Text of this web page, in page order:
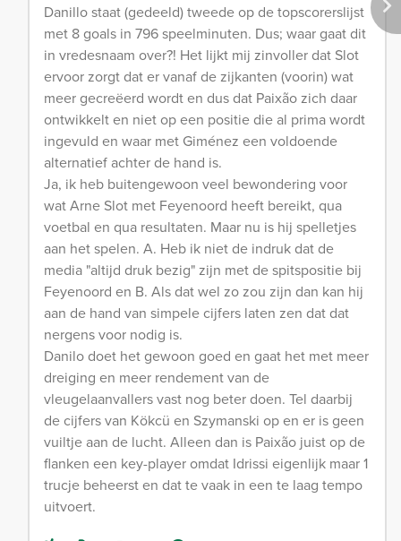
Danillo staat (gedeeld) tweede op de topscorerslijst
met 8 goals in 796 speelminuten. Dus; waar gaat dit
in vredesnaam over?! Het lijkt mij zinvoller dat Slot
ervoor zorgt dat er vanaf de zijkanten (voorin) wat
meer gecreëerd wordt en dus dat Paixão zich daar
ontwikkelt en niet op een positie die al prima wordt
ingevuld en waar met Giménez een voldoende
alternatief achter de hand is.
Ja, ik heb buitengewoon veel bewondering voor
wat Arne Slot met Feyenoord heeft bereikt, qua
voetbal en qua resultaten. Maar nu is hij spelletjes
aan het spelen. A. Heb ik niet de indruk dat de
media "altijd druk bezig" zijn met de spitspositie bij
Feyenoord en B. Als dat wel zo zou zijn dan kan hij
aan de hand van simpele cijfers laten zen dat dat
nergens voor nodig is.
Danilo doet het gewoon goed en gaat het met meer
dreiging en meer rendement van de
vleugelaanvallers vast nog beter doen. Tel daarbij
de cijfers van Kökcü en Szymanski op en er is geen
vuiltje aan de lucht. Alleen dan is Paixão juist op de
flanken een key-player omdat Idrissi eigenlijk maar 1
trucje beheerst en dat te vaak in een te laag tempo
uitvoert.